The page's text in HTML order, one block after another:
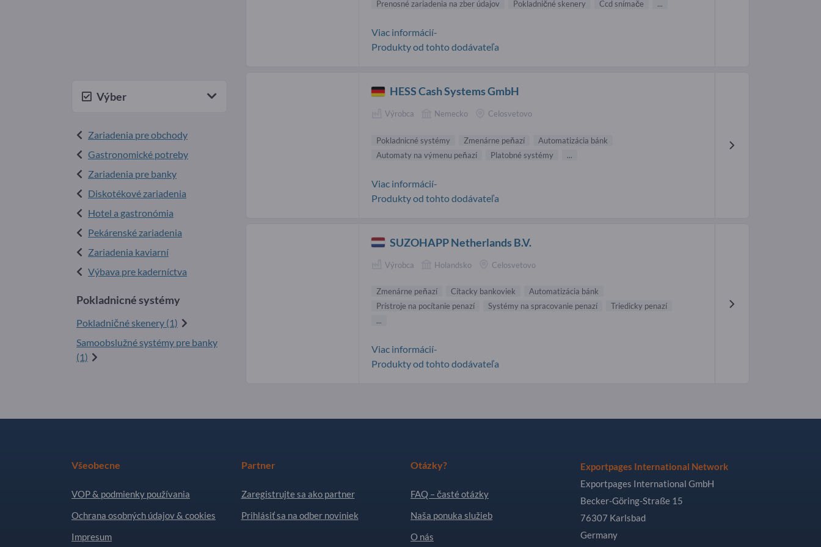
Výber
Zariadenia pre obchody
Gastronomické potreby
Zariadenia pre banky
Diskotékové zariadenia
Hotel a gastronómia
Pekárenské zariadenia
Zariadenia kaviarní
Výbava pre kaderníctva
Pokladnicné systémy
Pokladničné skenery (1)
Samoobslužné systémy pre banky
(1)
Prenosné zariadenia na zber údajov
Pokladničné skenery Ccd snímače ...
Viac informácií-
Produkty od tohto dodávateľa
HESS Cash Systems GmbH
Výrobca Nemecko Celosvetovo
Pokladnicné systémy Zmenárne peňazí
Automatizácia bánk
Automaty na výmenu peňazí
Platobné systémy ...
Viac informácií-
Produkty od tohto dodávateľa
SUZOHAPP Netherlands B.V.
Výrobca Holandsko Celosvetovo
Zmenárne peňazí Cítacky bankoviek
Automatizácia bánk
Prístroje na pocítanie penazí
Systémy na spracovanie penazí
Triedicky penazí
...
Viac informácií-
Produkty od tohto dodávateľa
Všeobecne
VOP & podmienky používania
Ochrana osobných údajov & cookies
Impresum
Partner
Zaregistrujte sa ako partner
Prihlásiť sa na odber noviniek
Otázky?
FAQ – časté otázky
Naša ponuka služieb
O nás
Exportpages International Network
Exportpages International GmbH
Becker-Göring-Straße 15
76307 Karlsbad
Germany